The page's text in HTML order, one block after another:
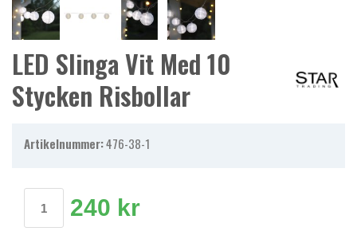
LED Slinga Vit Med 10
Stycken Risbollar
Artikelnummer:476-38-1
240 kr